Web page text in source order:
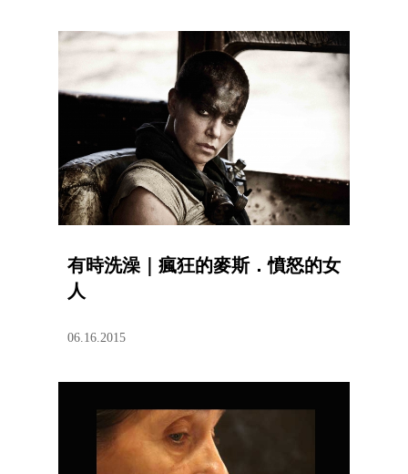
有時洗澡｜瘋狂的麥斯．憤怒的女
人
06.16.2015